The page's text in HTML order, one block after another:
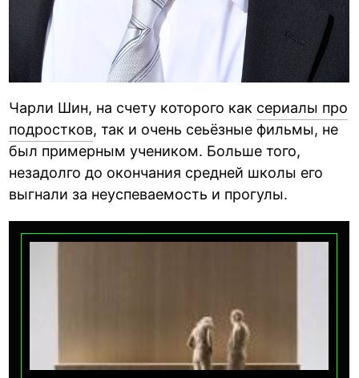
Чарли Шин, на счету которого как сериалы про
подростков, так и очень сеьёзные фильмы, не
был примерным учеником. Больше того,
незадолго до окончания средней школы его
выгнали за неуспеваемость и прогулы.